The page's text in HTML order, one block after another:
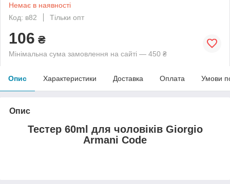
Немає в наявності
Код: в82
Тільки опт
106 ₴
Мінімальна сума замовлення на сайті — 450 ₴
Опис Характеристики Доставка Оплата Умови
Опис
Тестер 60ml для чоловіків Giorgio
Armani Code